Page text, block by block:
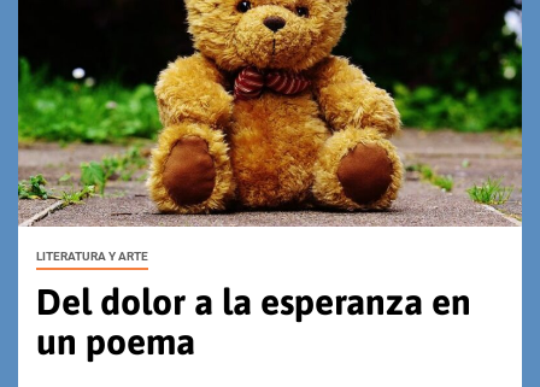
LITERATURA Y ARTE
Del dolor a la esperanza en
un poema